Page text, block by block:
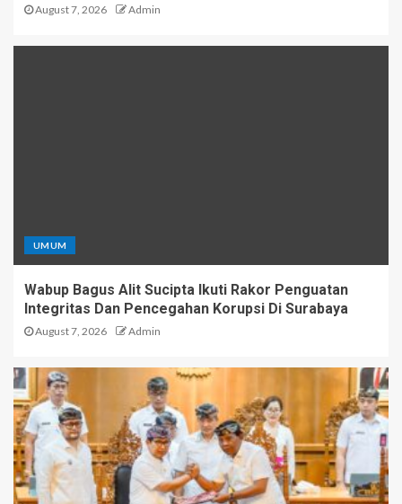
August 7, 2026 Admin
UMUM
Wabup Bagus Alit Sucipta Ikuti Rakor Penguatan
Integritas Dan Pencegahan Korupsi Di Surabaya
August 7, 2026 Admin